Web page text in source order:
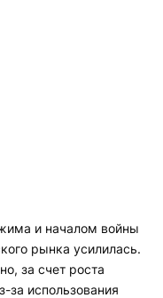
и началом войны
рынка усилилась.
за счет роста
за использования